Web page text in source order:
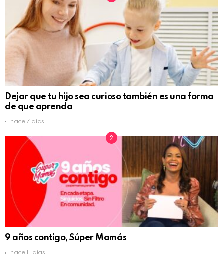
Dejar que tu hijo sea curioso también es una forma
de que aprenda
hace 7 días
9 años contigo, Súper Mamás
hace 11 días